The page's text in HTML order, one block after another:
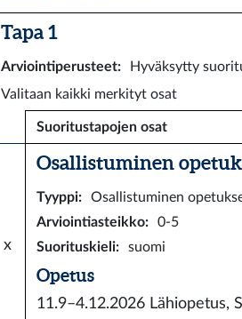
Tapa 1
Arviointiperusteet:
Hyväksytty
Valitaan kaikki merkityt osat
Suoritustapojen osat
x
Osallistuminen
Tyyppi:
Osallistuminen
Arviointiasteikko:
0-5
Suorituskieli: suomi
Opetus
11.9–4.12.2026 Lähiopetus,